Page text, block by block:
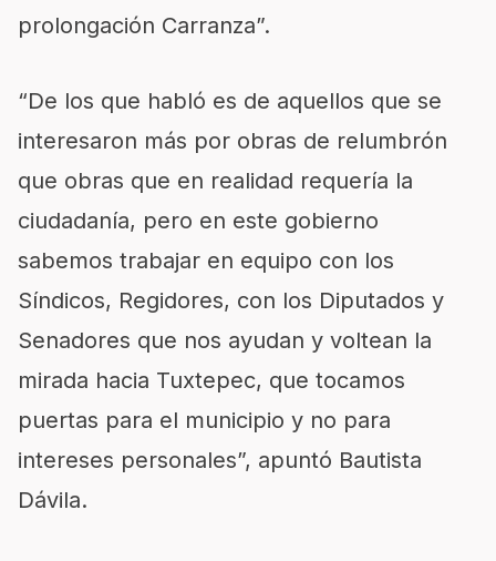
prolongación Carranza”.
“De los que habló es de aquellos que se
interesaron más por obras de relumbrón
que obras que en realidad requería la
ciudadanía, pero en este gobierno
sabemos trabajar en equipo con los
Síndicos, Regidores, con los Diputados y
Senadores que nos ayudan y voltean la
mirada hacia Tuxtepec, que tocamos
puertas para el municipio y no para
intereses personales”, apuntó Bautista
Dávila.